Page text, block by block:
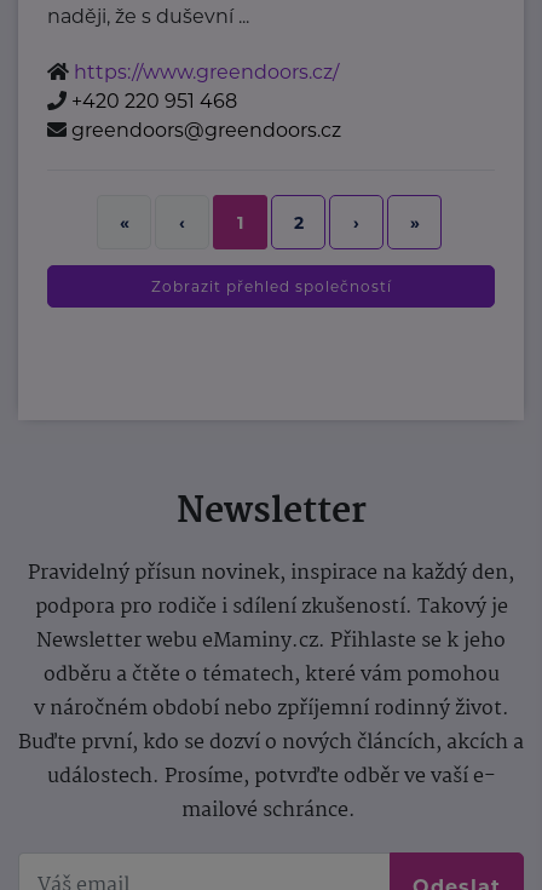
naději, že s duševní ...
https://www.greendoors.cz/
+420 220 951 468
greendoors@greendoors.cz
« ‹ 1 2 › »
Zobrazit přehled společností
Newsletter
Pravidelný přísun novinek, inspirace na každý den,
podpora pro rodiče i sdílení zkušeností. Takový je
Newsletter webu eMaminy.cz. Přihlaste se k jeho
odběru a čtěte o tématech, které vám pomohou
v náročném období nebo zpříjemní rodinný život.
Buďte první, kdo se dozví o nových článcích, akcích a
událostech. Prosíme, potvrďte odběr ve vaší e-
mailové schránce.